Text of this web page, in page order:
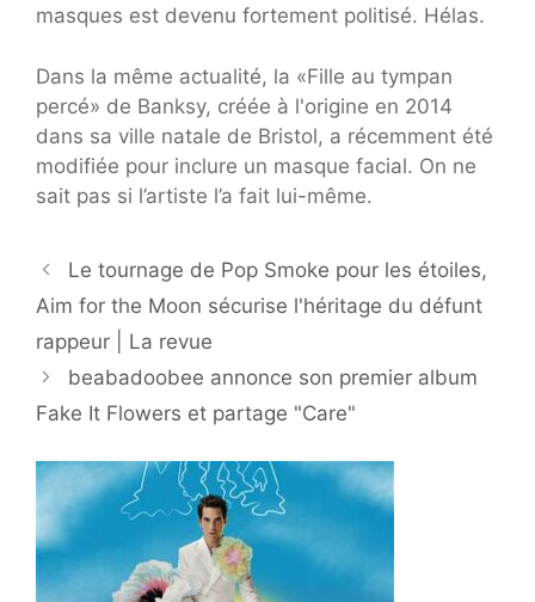
masques est devenu fortement politisé. Hélas.
Dans la même actualité, la «Fille au tympan
percé» de Banksy, créée à l'origine en 2014
dans sa ville natale de Bristol, a récemment été
modifiée pour inclure un masque facial. On ne
sait pas si l’artiste l’a fait lui-même.
Le tournage de Pop Smoke pour les étoiles,
Aim for the Moon sécurise l'héritage du défunt
rappeur | La revue
beabadoobee annonce son premier album
Fake It Flowers et partage "Care"